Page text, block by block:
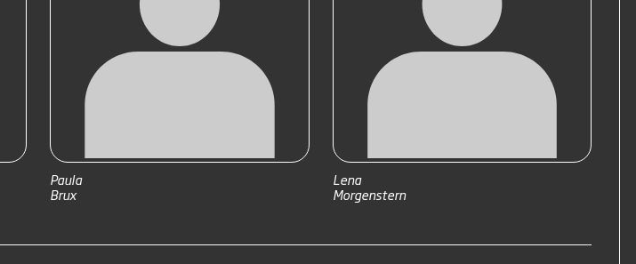
Paula
Brux
Lena
Morgenstern